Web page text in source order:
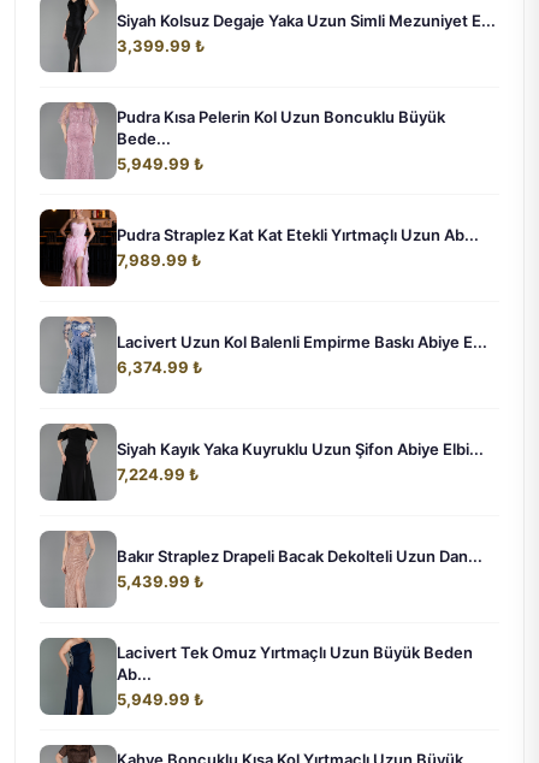
Siyah Kolsuz Degaje Yaka Uzun Simli Mezuniyet E...
3,399.99 ₺
Pudra Kısa Pelerin Kol Uzun Boncuklu Büyük
Bede...
5,949.99 ₺
Pudra Straplez Kat Kat Etekli Yırtmaçlı Uzun Ab...
7,989.99 ₺
Lacivert Uzun Kol Balenli Empirme Baskı Abiye E...
6,374.99 ₺
Siyah Kayık Yaka Kuyruklu Uzun Şifon Abiye Elbi...
7,224.99 ₺
Bakır Straplez Drapeli Bacak Dekolteli Uzun Dan...
5,439.99 ₺
Lacivert Tek Omuz Yırtmaçlı Uzun Büyük Beden
Ab...
5,949.99 ₺
Kahve Boncuklu Kısa Kol Yırtmaçlı Uzun Büyük